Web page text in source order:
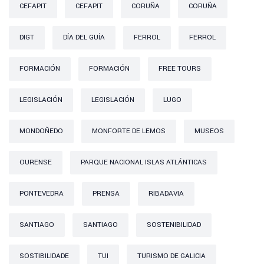
CEFAPIT CEFAPIT CORUÑA CORUÑA
DIGT DÍA DEL GUÍA FERROL FERROL
FORMACIÓN FORMACIÓN FREE TOURS
LEGISLACIÓN LEGISLACIÓN LUGO
MONDOÑEDO MONFORTE DE LEMOS MUSEOS
OURENSE PARQUE NACIONAL ISLAS ATLÁNTICAS
PONTEVEDRA PRENSA RIBADAVIA
SANTIAGO SANTIAGO SOSTENIBILIDAD
SOSTIBILIDADE TUI TURISMO DE GALICIA